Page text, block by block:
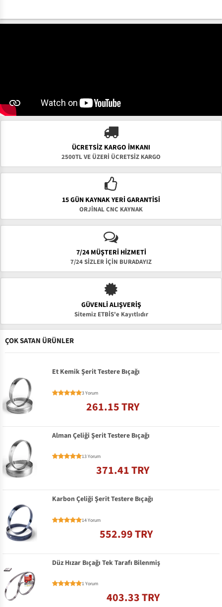
ÜCRETSIZ KARGO İMKANI
2500TL VE ÜZERİ ÜCRETSİZ KARGO
15 GÜN KAYNAK YERI GARANTISI
ORJİNAL CNC KAYNAK
7/24 MÜŞTERİ HİZMETİ
7/24 SİZLER İÇİN BURADAYIZ
GÜVENLI ALIŞVERIŞ
Sitemiz ETBİS'e Kayıtlıdır
ÇOK SATAN ÜRÜNLER
Et Kemik Şerit Testere Bıçağı
3 Yorum
261.15 TRY
Alman Çeliği Şerit Testere Bıçağı
13 Yorum
371.41 TRY
Karbon Çeliği Şerit Testere Bıçağı
14 Yorum
552.99 TRY
Düz Hızar Bıçağı Tek Tarafı Bilenmiş
1 Yorum
403.33 TRY